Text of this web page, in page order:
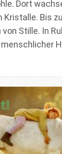
Dort
Bis
von Stille. In